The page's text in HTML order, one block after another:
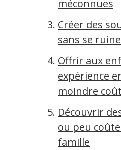
méconnues
Créer des
sans se
Offrir aux
expérience
moindre coût
Découvrir
ou peu
famille